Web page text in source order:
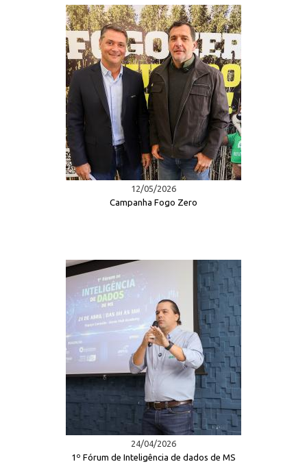
12/05/2026
Campanha Fogo Zero
24/04/2026
1º Fórum de Inteligência de dados de MS